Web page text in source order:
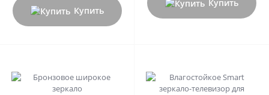
Купить
Купить